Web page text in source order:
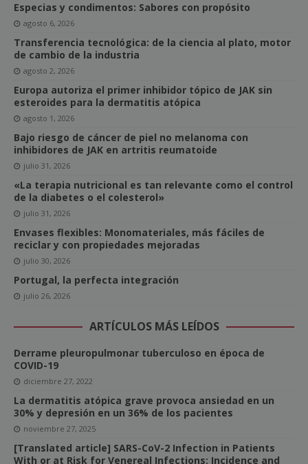
Especias y condimentos: Sabores con propósito
agosto 6, 2026
Transferencia tecnológica: de la ciencia al plato, motor
de cambio de la industria
agosto 2, 2026
Europa autoriza el primer inhibidor tópico de JAK sin
esteroides para la dermatitis atópica
agosto 1, 2026
Bajo riesgo de cáncer de piel no melanoma con
inhibidores de JAK en artritis reumatoide
julio 31, 2026
«La terapia nutricional es tan relevante como el control
de la diabetes o el colesterol»
julio 31, 2026
Envases flexibles: Monomateriales, más fáciles de
reciclar y con propiedades mejoradas
julio 30, 2026
Portugal, la perfecta integración
julio 26, 2026
ARTÍCULOS MÁS LEÍDOS
Derrame pleuropulmonar tuberculoso en época de
COVID-19
diciembre 27, 2022
La dermatitis atópica grave provoca ansiedad en un
30% y depresión en un 36% de los pacientes
noviembre 27, 2025
[Translated article] SARS-CoV-2 Infection in Patients
With or at Risk for Venereal Infections: Incidence and